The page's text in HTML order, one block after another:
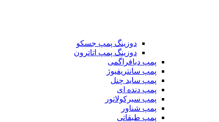
دوزینگ پمپ جسکو
دوزینگ پمپ اتاترون
پمپ دیافراگمی
پمپ سانتریفیوژ
پمپ ساید چنل
پمپ دنده ای
پمپ سیرکولاتور
پمپ شناور
پمپ طبقاتی